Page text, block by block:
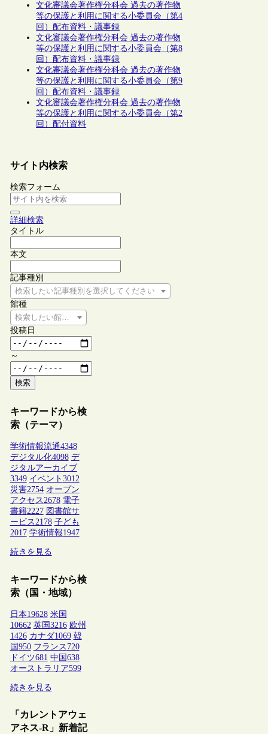
文化審議会著作権分科会 過去の著作物
等の保護と利用に関する小委員会（第4
回）配布資料・議事録
文化審議会著作権分科会 過去の著作物
等の保護と利用に関する小委員会（第8
回）配布資料・議事録
文化審議会著作権分科会 過去の著作物
等の保護と利用に関する小委員会（第9
回）配布資料・議事録
文化審議会著作権分科会 過去の著作物
等の保護と利用に関する小委員会（第2
回）配付資料
サイト内検索
検索フォーム
詳細検索
タイトル
本文
記事種別
検索したい記事種別を選択してください
館種
検索したい館種を選択してください
投稿日
～
検索
キーワードから検
索（テーマ）
学術情報流通4348
デジタル化4098 デ
ジタルアーカイブ
3349 イベント 3012
災害2754 オープン
アクセス2678 電子
書籍2227 図書館サ
ービス2178 子ども
2017 学術情報1947
続きを見る
キーワードから検
索（国・地域）
日本19628 米国
10662 英国 3216 欧州
1426 カナダ1069 韓
国 950 フランス 720
ドイツ681 中国 638
オーストラリア599
続きを見る
「カレントアウェ
アネス-R」新着記